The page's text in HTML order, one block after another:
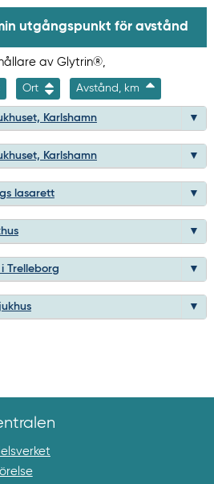
utgångspunkt för avstånd
av Glytrin®,
Ort Avstånd, km
Karlshamn
Karlshamn
lasarett
Trelleborg